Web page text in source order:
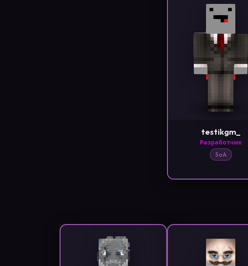
testikgm_
Разработчик
SoA